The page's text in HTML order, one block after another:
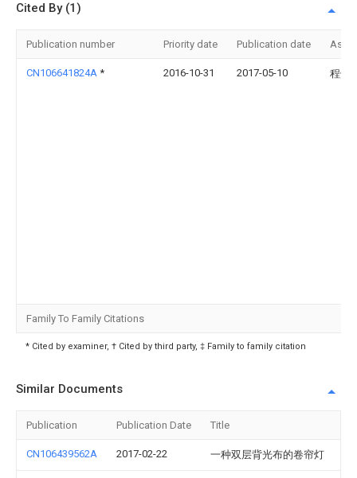
Cited By (1)
Publication number Priority date Publication date
CN106641824A * 2016-10-31 2017-05-10 程炽
Family To Family Citations
* Cited by examiner, † Cited by third party, ‡ Family to family citation
Similar Documents
Publication Publication Date Title
CN106439562A 2017-02-22 一种双层背光布的卷帘灯